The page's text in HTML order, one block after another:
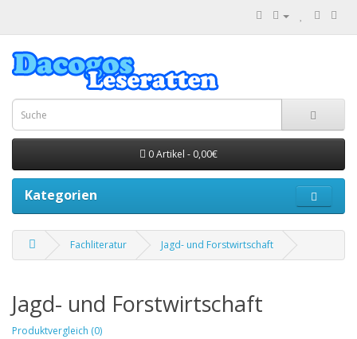
0 Artikel - 0,00€
Kategorien
Fachliteratur Jagd- und Forstwirtschaft
Jagd- und Forstwirtschaft
Produktvergleich (0)